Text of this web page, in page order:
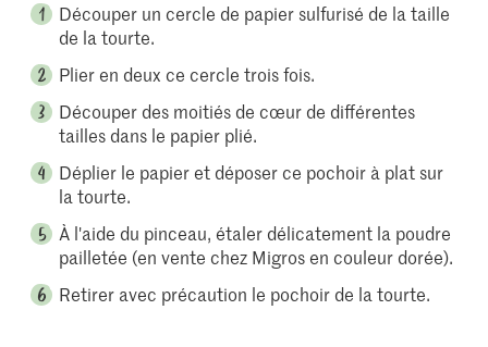
Découper un cercle de papier sulfurisé de la taille
de la tourte.
Plier en deux ce cercle trois fois.
Découper des moitiés de cœur de différentes
tailles dans le papier plié.
Déplier le papier et déposer ce pochoir à plat sur
la tourte.
À l'aide du pinceau, étaler délicatement la poudre
pailletée (en vente chez Migros en couleur dorée).
Retirer avec précaution le pochoir de la tourte.